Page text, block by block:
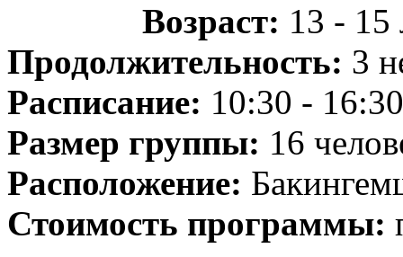
Возраст: 13 - 15
Продолжительность: 3
Расписание: 10:30 -
Размер группы: 16
Расположение:
Стоимость программы: